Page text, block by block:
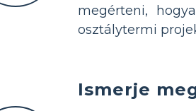
megérteni,
osztálytermi
Ismerje